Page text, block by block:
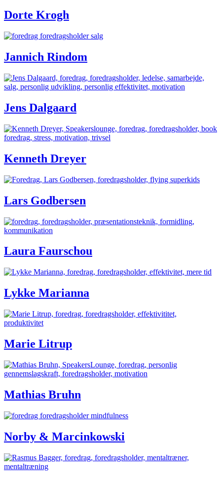
Dorte Krogh
Jannich Rindom
Jens Dalgaard
Kenneth Dreyer
Lars Godbersen
Laura Faurschou
Lykke Marianna
Marie Litrup
Mathias Bruhn
Norby & Marcinkowski